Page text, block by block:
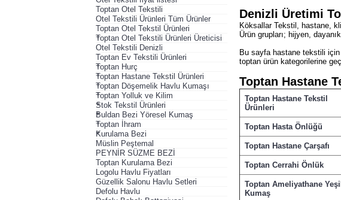
Toptan Otel Tekstili
Otel Tekstili Ürünleri Tüm Ürünler
Toptan Otel Tekstil Ürünleri
+
Toptan Otel Tekstili Ürünleri Üreticisi
Otel Tekstili Denizli
Toptan Ev Tekstili Ürünleri
+
Toptan Hurç
+
Toptan Hastane Tekstil Ürünleri
+
Toptan Döşemelik Havlu Kumaşı
+
Toptan Yolluk ve Kilim
+
Stok Tekstil Ürünleri
+
Buldan Bezi Yöresel Kumaş
+
Toptan İhram
+
Kurulama Bezi
Müslin Peştemal
PEYNİR SÜZME BEZİ
Toptan Kurulama Bezi
Logolu Havlu Fiyatları
Güzellik Salonu Havlu Setleri
Defolu Havlu
Denizli Üretimi
Köksallar Tekstil, hastane,
Ürün grupları; hijyen,
Bu sayfa hastane tekstili için
toptan ürün kategorilerine
Toptan Hastane
Toptan Hastane Tekstil
Ürünleri
Toptan Hasta Önlüğü
Toptan Hastane Çarşafı
Toptan Cerrahi Önlük
Toptan Ameliyathane
Kumaş